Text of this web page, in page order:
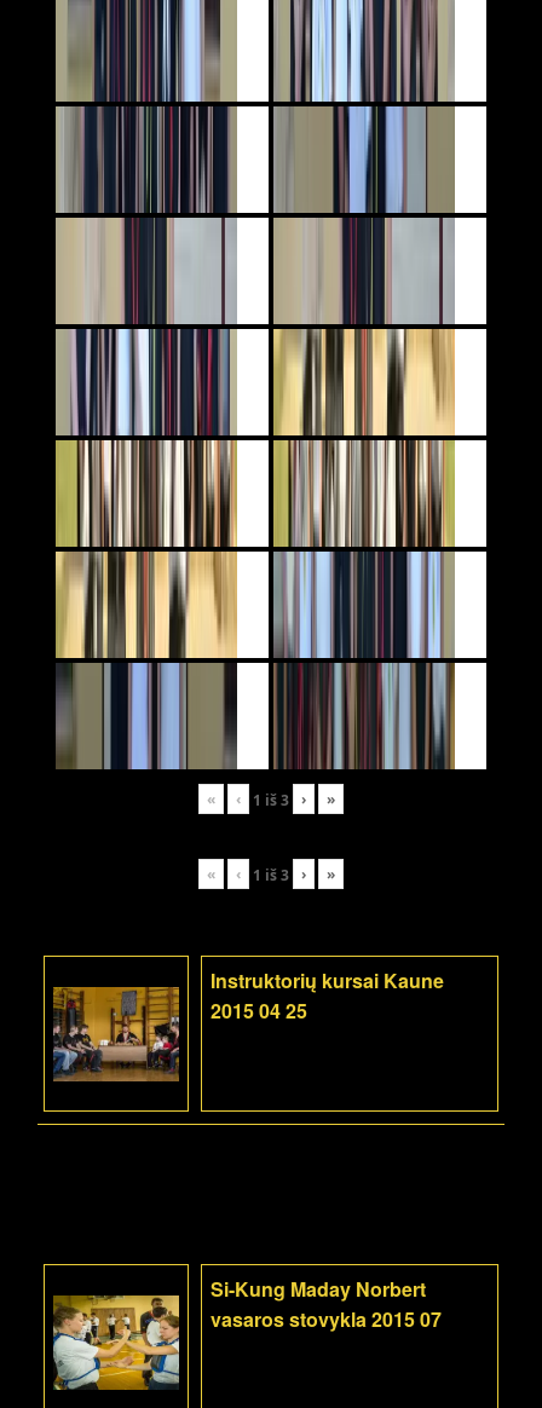
« ‹ 1 iš3 › »
« ‹ 1 iš3 › »
Instruktorių kursai Kaune
2015 04 25
Si-Kung Maday Norbert
vasaros stovykla 2015 07